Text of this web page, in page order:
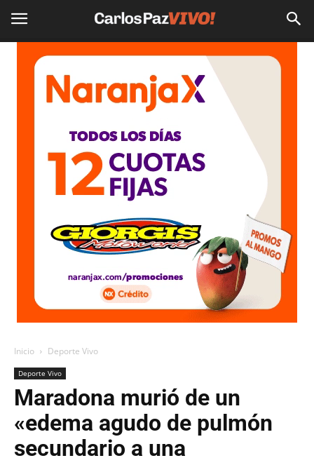
Inicio Deporte Vivo
Deporte Vivo
Maradona murió de un
«edema agudo de pulmón
secundario a una